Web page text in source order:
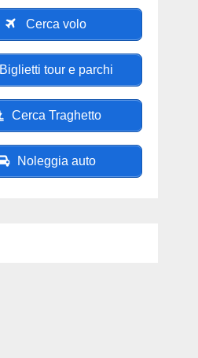
Cerca volo
Biglietti tour e parchi
Cerca Traghetto
Noleggia auto